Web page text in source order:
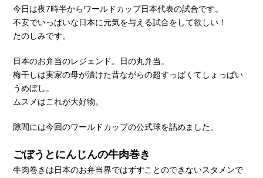
今日は夜7時半からワールドカップ日本代表の試合です。
不安でいっぱいな日本に元気を与える試合をして欲しい！
たのしみです。
日本のお弁当のレジェンド。日の丸弁当。
梅干しは実家の母が漬けた昔ながらの超すっぱくてしょっぱい
うめぼし。
ムスメはこれが大好物。
隙間には今回のワールドカップの公式球を詰めました。
ごぼうとにんじんの牛肉巻き
牛肉巻きは日本のお弁当界ではずすことのできないスタメンで